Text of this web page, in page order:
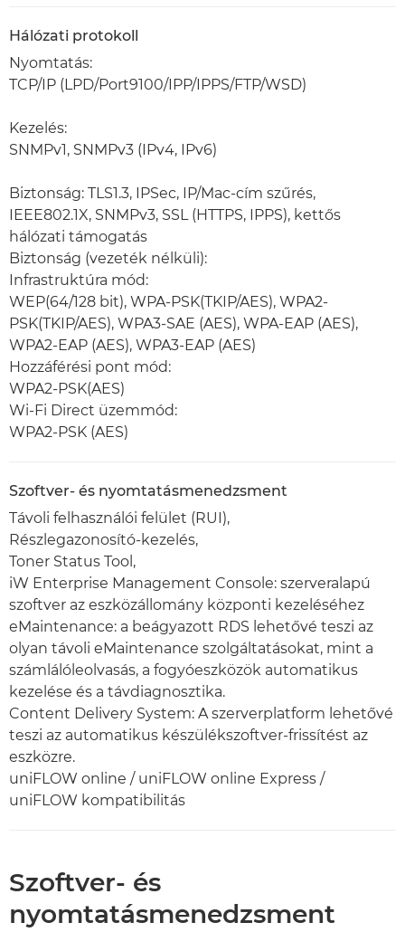
Hálózati protokoll
Nyomtatás:
TCP/IP (LPD/Port9100/IPP/IPPS/FTP/WSD)
Kezelés:
SNMPv1, SNMPv3 (IPv4, IPv6)
Biztonság: TLS1.3, IPSec, IP/Mac-cím szűrés,
IEEE802.1X, SNMPv3, SSL (HTTPS, IPPS), kettős
hálózati támogatás
Biztonság (vezeték nélküli):
Infrastruktúra mód:
WEP(64/128 bit), WPA-PSK(TKIP/AES), WPA2-
PSK(TKIP/AES), WPA3-SAE (AES), WPA-EAP (AES),
WPA2-EAP (AES), WPA3-EAP (AES)
Hozzáférési pont mód:
WPA2-PSK(AES)
Wi-Fi Direct üzemmód:
WPA2-PSK (AES)
Szoftver- és nyomtatásmenedzsment
Távoli felhasználói felület (RUI),
Részlegazonosító-kezelés,
Toner Status Tool,
iW Enterprise Management Console: szerveralapú
szoftver az eszközállomány központi kezeléséhez
eMaintenance: a beágyazott RDS lehetővé teszi az
olyan távoli eMaintenance szolgáltatásokat, mint a
számlálóleolvasás, a fogyóeszközök automatikus
kezelése és a távdiagnosztika.
Content Delivery System: A szerverplatform lehetővé
teszi az automatikus készülékszoftver-frissítést az
eszközre.
uniFLOW online / uniFLOW online Express /
uniFLOW kompatibilitás
Szoftver- és
nyomtatásmenedzsment